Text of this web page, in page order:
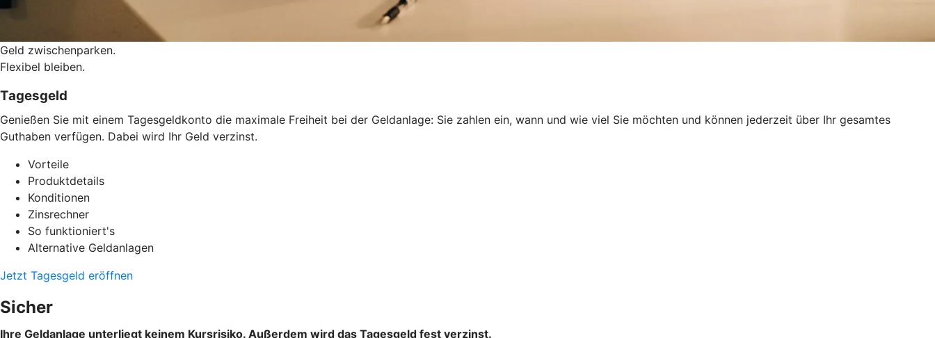
Geld zwischenparken.
Flexibel bleiben.
Tagesgeld
Genießen Sie mit einem Tagesgeldkonto die maximale Freiheit bei der Geldanlage: Sie zahlen ein, wann und wie viel Sie möchten und können jederzeit über Ihr gesamtes
Guthaben verfügen. Dabei wird Ihr Geld verzinst.
Vorteile
Produktdetails
Konditionen
Zinsrechner
So funktioniert's
Alternative Geldanlagen
Jetzt Tagesgeld eröffnen
Sicher
Ihre Geldanlage unterliegt keinem Kursrisiko. Außerdem wird das Tagesgeld fest verzinst.